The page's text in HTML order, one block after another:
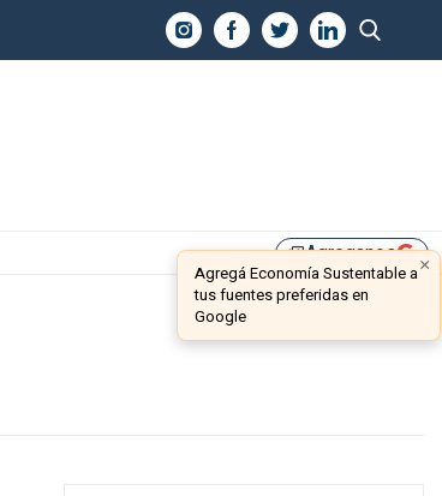
library_addAgreganos ×
Agregá Economía Sustentable a
tus fuentes preferidas en
Google